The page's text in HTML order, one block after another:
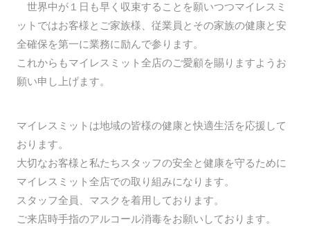
世界中が１日も早く収束することを願いつつマイレスミ
ットではお客様とご家族様、従業員とその家族の健康と安
全確保を第一に業務に励んで参ります。
これからもマイレスミット全店のご愛顧を賜りますようお
願い申し上げます。
マイレスミットは地域の皆様の健康と快適生活を応援して
おります。
大切なお客様と私たちスタッフの安全と健康を守るために
マイレスミット全店での取り組みになります。
スタッフ全員、マスクを着用しております。
ご来店時手指のアルコール消毒をお願いしております。